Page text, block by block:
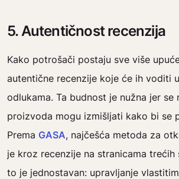
5. Autentičnost recenzija
Kako potrošači postaju sve više
autentične recenzije koje će ih voditi
odlukama. Ta budnost je nužna jer se
proizvoda mogu izmišljati kako bi se
Prema GASA, najčešća metoda za
je kroz recenzije na stranicama trećih
to je jednostavan: upravljanje